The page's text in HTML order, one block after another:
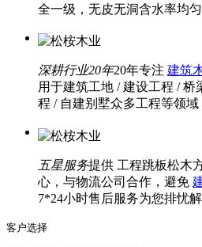
全一级，无皮无洞含水率均
深耕行业20年20年专注 建筑
用于建筑工地 / 建设工程 / 桥
程 / 自建别墅众多工程等领域
五星服务提供 工程跳板松木
心，与物流公司合作，避免
7*24小时售后服务为您排忧
客户选择